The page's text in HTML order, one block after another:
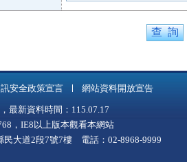
安全政策宣言 網站資料開放宣告
最新資料時間：115.07.17
，IE8以上版本觀看本網站
民大道2段7號7樓 電話：02-8968-9999